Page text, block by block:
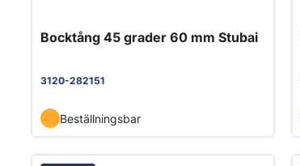
Bocktång 45 grader 60 mm Stubai
3120-282151
Beställningsbar